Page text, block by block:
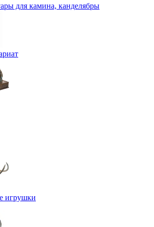
для камина, канделябры
игрушки